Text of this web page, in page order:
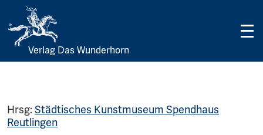
Skip
Verlag Das Wunderhorn
Hrsg:Städtisches Kunstmuseum Spendhaus
Reutlingen